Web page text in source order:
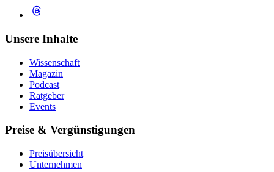
Unsere Inhalte
Wissenschaft
Magazin
Podcast
Ratgeber
Events
Preise & Vergünstigungen
Preisübersicht
Unternehmen